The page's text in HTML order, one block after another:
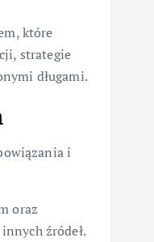
które
strategie
długami.
i
oraz
źródeł.